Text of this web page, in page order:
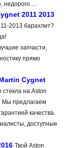
недорого….
2011 2013
2013 барахлит?
запчасти,
прямо
Cygnet
стекла на Aston
Мы предлагаем
качества.
доступные
Твой Aston